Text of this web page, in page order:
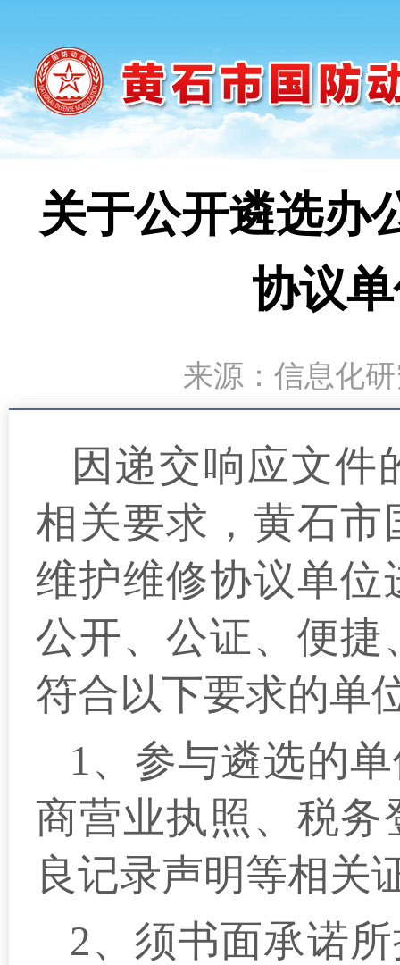
关于公开遴选办
协议
来源：信息化
因递交响应文件
相关要求，黄石
维护维修协议单
公开、公证、便
符合以下要求的单
1、参与遴选的
商营业执照、税
良记录声明等相关
2、须书面承诺